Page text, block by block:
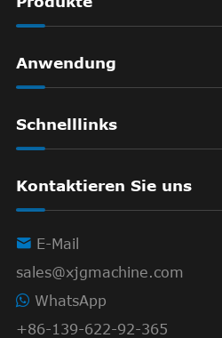
Anwendung
Schnelllinks
Kontaktieren Sie uns
 E-Mail
sales@xjgmachine.com
WhatsApp
+86-139-622-92-365